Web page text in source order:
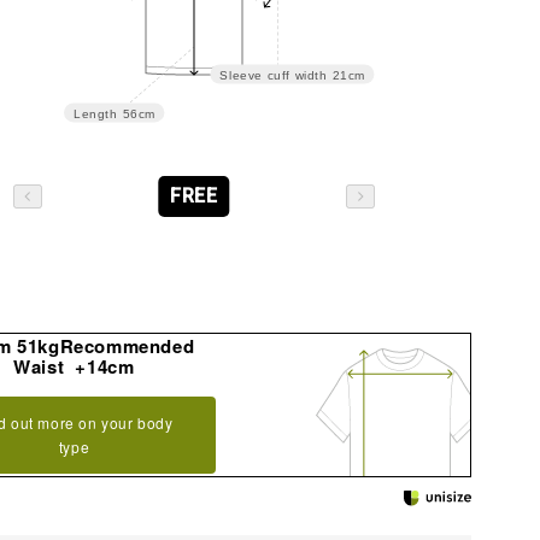
Sleeve cuff width 21cm
Length 56cm
FREE
51kgRecommended
Waist +14cm
out more on your body
type